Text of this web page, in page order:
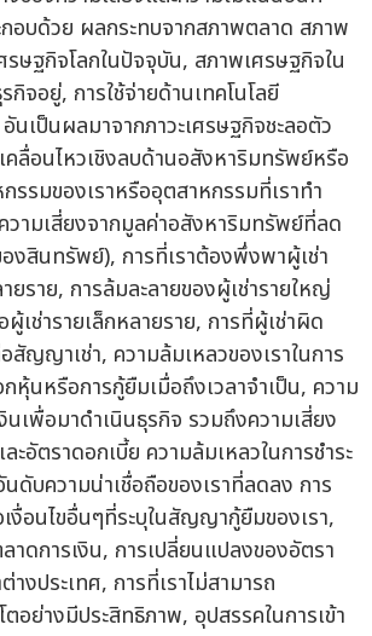
อบด้วย ผลกระทบจากสภาพตลาด สภาพ
รษฐกิจโลกในปัจจุบัน, สภาพเศรษฐกิจใน
กิจอยู่, การใช้จ่ายด้านเทคโนโลยี
นเป็นผลมาจากภาวะเศรษฐกิจชะลอตัว
ลื่อนไหวเชิงลบด้านอสังหาริมทรัพย์หรือ
รรมของเราหรืออุตสาหกรรมที่เราทำ
วามเสี่ยงจากมูลค่าอสังหาริมทรัพย์ที่ลด
งสินทรัพย์), การที่เราต้องพึ่งพาผู้เช่า
ราย, การล้มละลายของผู้เช่ารายใหญ่
เช่ารายเล็กหลายราย, การที่ผู้เช่าผิด
ญญาเช่า, ความล้มเหลวของเราในการ
หุ้นหรือการกู้ยืมเมื่อถึงเวลาจำเป็น, ความ
นเพื่อมาดำเนินธุรกิจ รวมถึงความเสี่ยง
ะอัตราดอกเบี้ย ความล้มเหลวในการชำระ
ดับความน่าเชื่อถือของเราที่ลดลง การ
งื่อนไขอื่นๆที่ระบุในสัญญากู้ยืมของเรา,
ดการเงิน, การเปลี่ยนแปลงของอัตรา
างประเทศ, การที่เราไม่สามารถ
ตอย่างมีประสิทธิภาพ, อุปสรรคในการเข้า